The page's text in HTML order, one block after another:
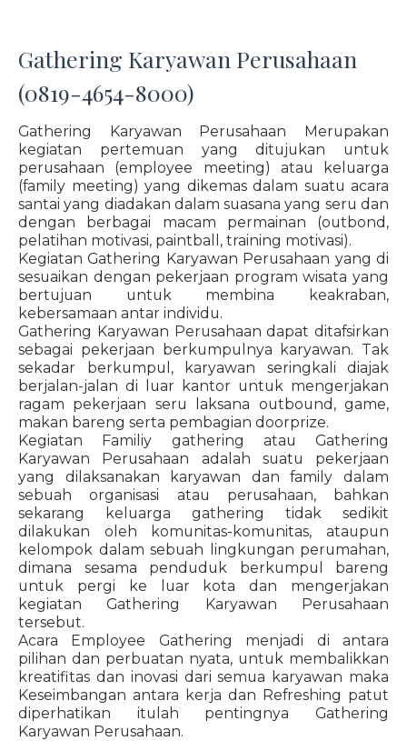
Gathering Karyawan Perusahaan
(0819-4654-8000)
Gathering Karyawan Perusahaan Merupakan
kegiatan pertemuan yang ditujukan untuk
perusahaan (employee meeting) atau keluarga
(family meeting) yang dikemas dalam suatu acara
santai yang diadakan dalam suasana yang seru dan
dengan berbagai macam permainan (outbond,
pelatihan motivasi, paintball, training motivasi).
Kegiatan Gathering Karyawan Perusahaan yang di
sesuaikan dengan pekerjaan program wisata yang
bertujuan untuk membina keakraban,
kebersamaan antar individu.
Gathering Karyawan Perusahaan dapat ditafsirkan
sebagai pekerjaan berkumpulnya karyawan. Tak
sekadar berkumpul, karyawan seringkali diajak
berjalan-jalan di luar kantor untuk mengerjakan
ragam pekerjaan seru laksana outbound, game,
makan bareng serta pembagian doorprize.
Kegiatan Familiy gathering atau Gathering
Karyawan Perusahaan adalah suatu pekerjaan
yang dilaksanakan karyawan dan family dalam
sebuah organisasi atau perusahaan, bahkan
sekarang keluarga gathering tidak sedikit
dilakukan oleh komunitas-komunitas, ataupun
kelompok dalam sebuah lingkungan perumahan,
dimana sesama penduduk berkumpul bareng
untuk pergi ke luar kota dan mengerjakan
kegiatan Gathering Karyawan Perusahaan
tersebut.
Acara Employee Gathering menjadi di antara
pilihan dan perbuatan nyata, untuk membalikkan
kreatifitas dan inovasi dari semua karyawan maka
Keseimbangan antara kerja dan Refreshing patut
diperhatikan itulah pentingnya Gathering
Karyawan Perusahaan.